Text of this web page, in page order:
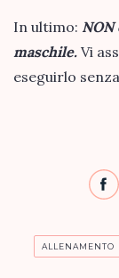
In ultimo:
maschile. Vi
eseguirlo
ALLENAMENTO